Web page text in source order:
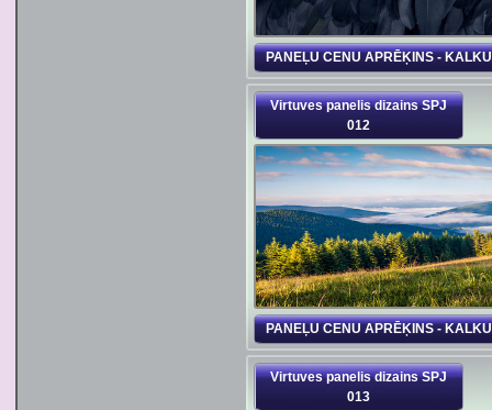
PANEĻU CENU APRĒĶINS -
Virtuves panelis dizains SPJ
012
PANEĻU CENU APRĒĶINS -
Virtuves panelis dizains SPJ
013